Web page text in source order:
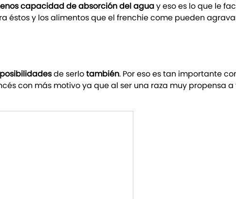
capacidad de absorción del aguay eso es lo que le
y los alimentos que el frenchie come pueden
de serlotambién. Por eso es tan importante
con más motivo ya que al ser una raza muy propensa